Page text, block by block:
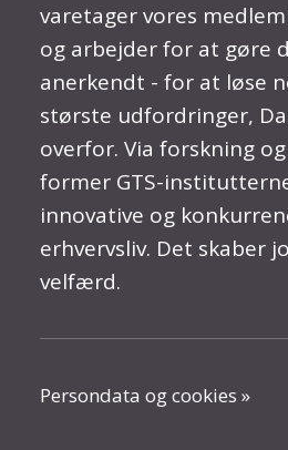
varetager vores
og arbejder for at gøre
anerkendt - for at løse
største udfordringer,
overfor. Via forskning
former GTS-
innovative og
erhvervsliv. Det skaber
velfærd.
Persondata og cookies »